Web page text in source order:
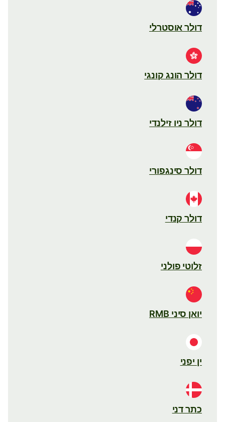
דולר אוסטרלי
דולר הונג קונגי
דולר ניו זילנדי
דולר סינגפורי
דולר קנדי
זלוטי פולני
יואן סיני RMB
ין יפני
כתר דני